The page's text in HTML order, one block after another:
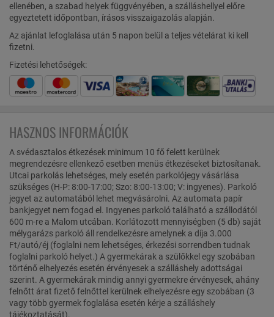
ellenében, a szabad helyek függvényében, a szálláshellyel előre
egyeztetett időpontban, írásos visszaigazolás alapján.
Az ajánlat lefoglalása után 5 napon belül a teljes vételárat ki kell
fizetni.
Fizetési lehetőségek:
HASZNOS INFORMÁCIÓK
A svédasztalos étkezések minimum 10 fő felett kerülnek
megrendezésre ellenkező esetben menüs étkezéseket biztosítanak.
Utcai parkolás lehetséges, mely esetén parkolójegy vásárlása
szükséges (H-P: 8:00-17:00; Szo: 8:00-13:00; V: ingyenes). Parkoló
jegyet az automatából lehet megvásárolni. Az automata papír
bankjegyet nem fogad el. Ingyenes parkoló található a szállodától
600 m-re a Malom utcában. Korlátozott mennyiségben (5 db) saját
mélygarázs parkoló áll rendelkezésre amelynek a díja 3.000
Ft/autó/éj (foglalni nem lehetséges, érkezési sorrendben tudnak
foglalni parkoló helyet.) A gyermekárak a szülőkkel egy szobában
történő elhelyezés esetén érvényesek a szálláshely adottságai
szerint. A gyermekárak mindig annyi gyermekre érvényesek, ahány
felnőtt árat fizető felnőttel kerülnek elhelyezésre egy szobában (3
vagy több gyermek foglalása esetén kérje a szálláshely
tájékoztatását).